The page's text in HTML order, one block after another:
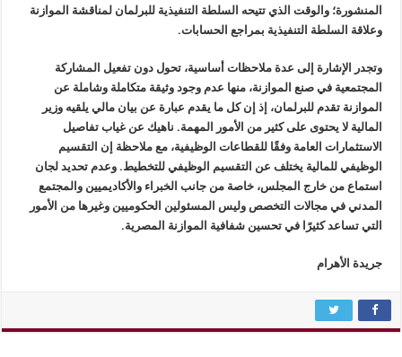
المنشورة؛ والوقت الذي تتيحه السلطة التنفيذية للبرلمان لمناقشة الموازنة
وعلاقة السلطة التنفيذية بمراجع الحسابات.
وتجدر الإشارة إلى عدة ملاحظات أساسية، تحول دون تفعيل المشاركة
المجتمعية في صنع الموازنة، منها عدم وجود وثيقة متكاملة وشاملة عن
الموازنة تقدم للبرلمان، إذ إن كل ما يقدم عبارة عن بيان مالي يلقيه وزير
المالية لا يحتوى على كثير من الأمور المهمة. ناهيك عن غياب تفاصيل
الاستثمارات العامة وفقًا للقطاعات الوظيفية، مع ملاحظة إن التقسيم
الوظيفي للمالية يختلف عن التقسيم الوظيفي للتخطيط. وعدم تحديد لجان
استماع من خارج المجلس، خاصة من جانب الخبراء والأكاديميين والمجتمع
المدني في مجالات التخصص وليس المسئولين الحكوميين وغيرها من الأمور
التي تساعد كثيرًا في تحسين شفافية الموازنة المصرية.
جريدة الأهرام